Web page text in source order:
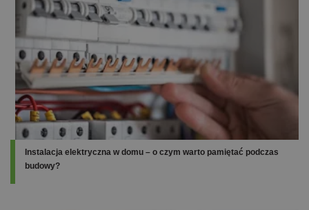
Instalacja elektryczna w domu – o czym warto pamiętać podczas
budowy?